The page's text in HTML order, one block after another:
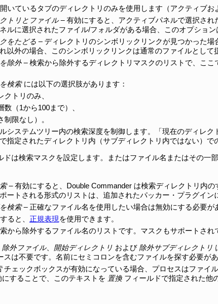
いているタブのディレクトリのみを使用します（アクティブお
トリとファイル– 有効にすると、アクティブパネルで選択され
ルに選択されたファイル/フォルダがある場合、このオプション
をたどる – ディレクトリのシンボリックリンクが見つかった
以外の場合、このシンボリックリンクは通常のファイルとして
除外– 検索から除外するディレクトリマスクのリストで、ここ
検索には以下の選択肢があります：
クトリのみ、
数（1から100まで）、
制限なし）。
システムツリー内の検索深度を制御します。「現在のディレ
指定されたディレクトリ内（サブディレクトリ内ではない）で
ドは検索マスクを設定します。またはファイル名またはその一
– 有効にすると、Double Commander は検索ディレクトリ内
ートされる形式のリストは、追加されたパッカー・プラグイン
検索– 正確なファイル名を使用したい場合は無効にする必要が
ると、 正規表現を使用できます。
から除外するファイル名のリストです。マスクもサポートされ
除外ファイル、 開始ディレクトリ および 除外サブディレクトリ
スは不要です。名前にセミコロンを含むファイルを探す必要が
チェックボックスが有効になっている場合、プロセスはファイ
することで、このテキストを 置換フィールドで指定された他